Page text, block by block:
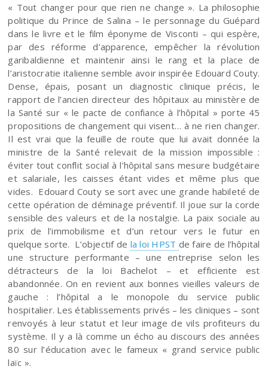
« Tout changer pour que rien ne change ». La philosophie
politique du Prince de Salina – le personnage du Guépard
dans le livre et le film éponyme de Visconti – qui espère,
par des réforme d’apparence, empêcher la révolution
garibaldienne et maintenir ainsi le rang et la place de
l’aristocratie italienne semble avoir inspirée Edouard Couty.
Dense, épais, posant un diagnostic clinique précis, le
rapport de l’ancien directeur des hôpitaux au ministère de
la Santé sur « le pacte de confiance à l’hôpital » porte 45
propositions de changement qui visent… à ne rien changer.
Il est vrai que la feuille de route que lui avait donnée la
ministre de la Santé relevait de la mission impossible :
éviter tout conflit social à l’hôpital sans mesure budgétaire
et salariale, les caisses étant vides et même plus que
vides. Edouard Couty se sort avec une grande habileté de
cette opération de déminage préventif. Il joue sur la corde
sensible des valeurs et de la nostalgie. La paix sociale au
prix de l’immobilisme et d’un retour vers le futur en
quelque sorte. L’objectif de la loi HPST de faire de l’hôpital
une structure performante – une entreprise selon les
détracteurs de la loi Bachelot – et efficiente est
abandonnée. On en revient aux bonnes vieilles valeurs de
gauche : l’hôpital a le monopole du service public
hospitalier. Les établissements privés – les cliniques – sont
renvoyés à leur statut et leur image de vils profiteurs du
système. Il y a là comme un écho au discours des années
80 sur l’éducation avec le fameux « grand service public
laïc ».